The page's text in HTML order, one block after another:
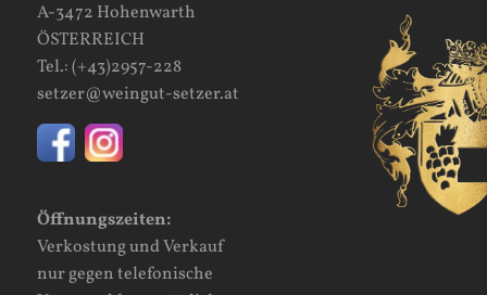
A-3472 Hohenwarth
ÖSTERREICH
Tel.:(+43)2957-228
setzer@weingut-setzer.at
Öffnungszeiten:
Verkostung und Verkauf
nur gegen telefonische